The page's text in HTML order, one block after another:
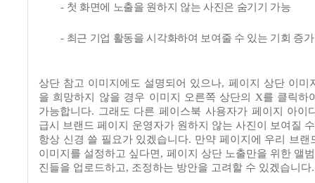
- 첫 화면에 노출을 원하지 않는 사진은 숨기기 가능
- 최근 기업 활동을 시각화하여 보여줄 수 있는 기회 증가
상단 참고 이미지에도 설명되어 있으나, 페이지 상단 이미
을 희망하지 않을 경우 이미지 오른쪽 상단의 X를 클릭하
가능합니다. 그래도 다른 페이스북 사용자가 페이지 아이
급시 브랜드 페이지 운영자가 원하지 않는 사진이 보여질
항상 신경 쓸 필요가 있겠습니다. 만약 페이지에 우리 브랜
이미지를 설정하고 싶다면 , 페이지 상단 노출만을 위한 앨
진들을 업로드하고, 조정하는 방안을 고려할 수 있겠습니다.